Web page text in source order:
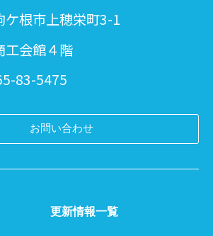
ケ根市上穂栄町3-1
工会館４階
83-5475
お問い合わせ
更新情報一覧